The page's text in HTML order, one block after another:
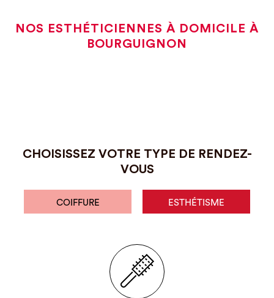
NOS ESTHÉTICIENNES À DOMICILE À
BOURGUIGNON
CHOISISSEZ VOTRE TYPE DE RENDEZ-
VOUS
COIFFURE ESTHÉTISME